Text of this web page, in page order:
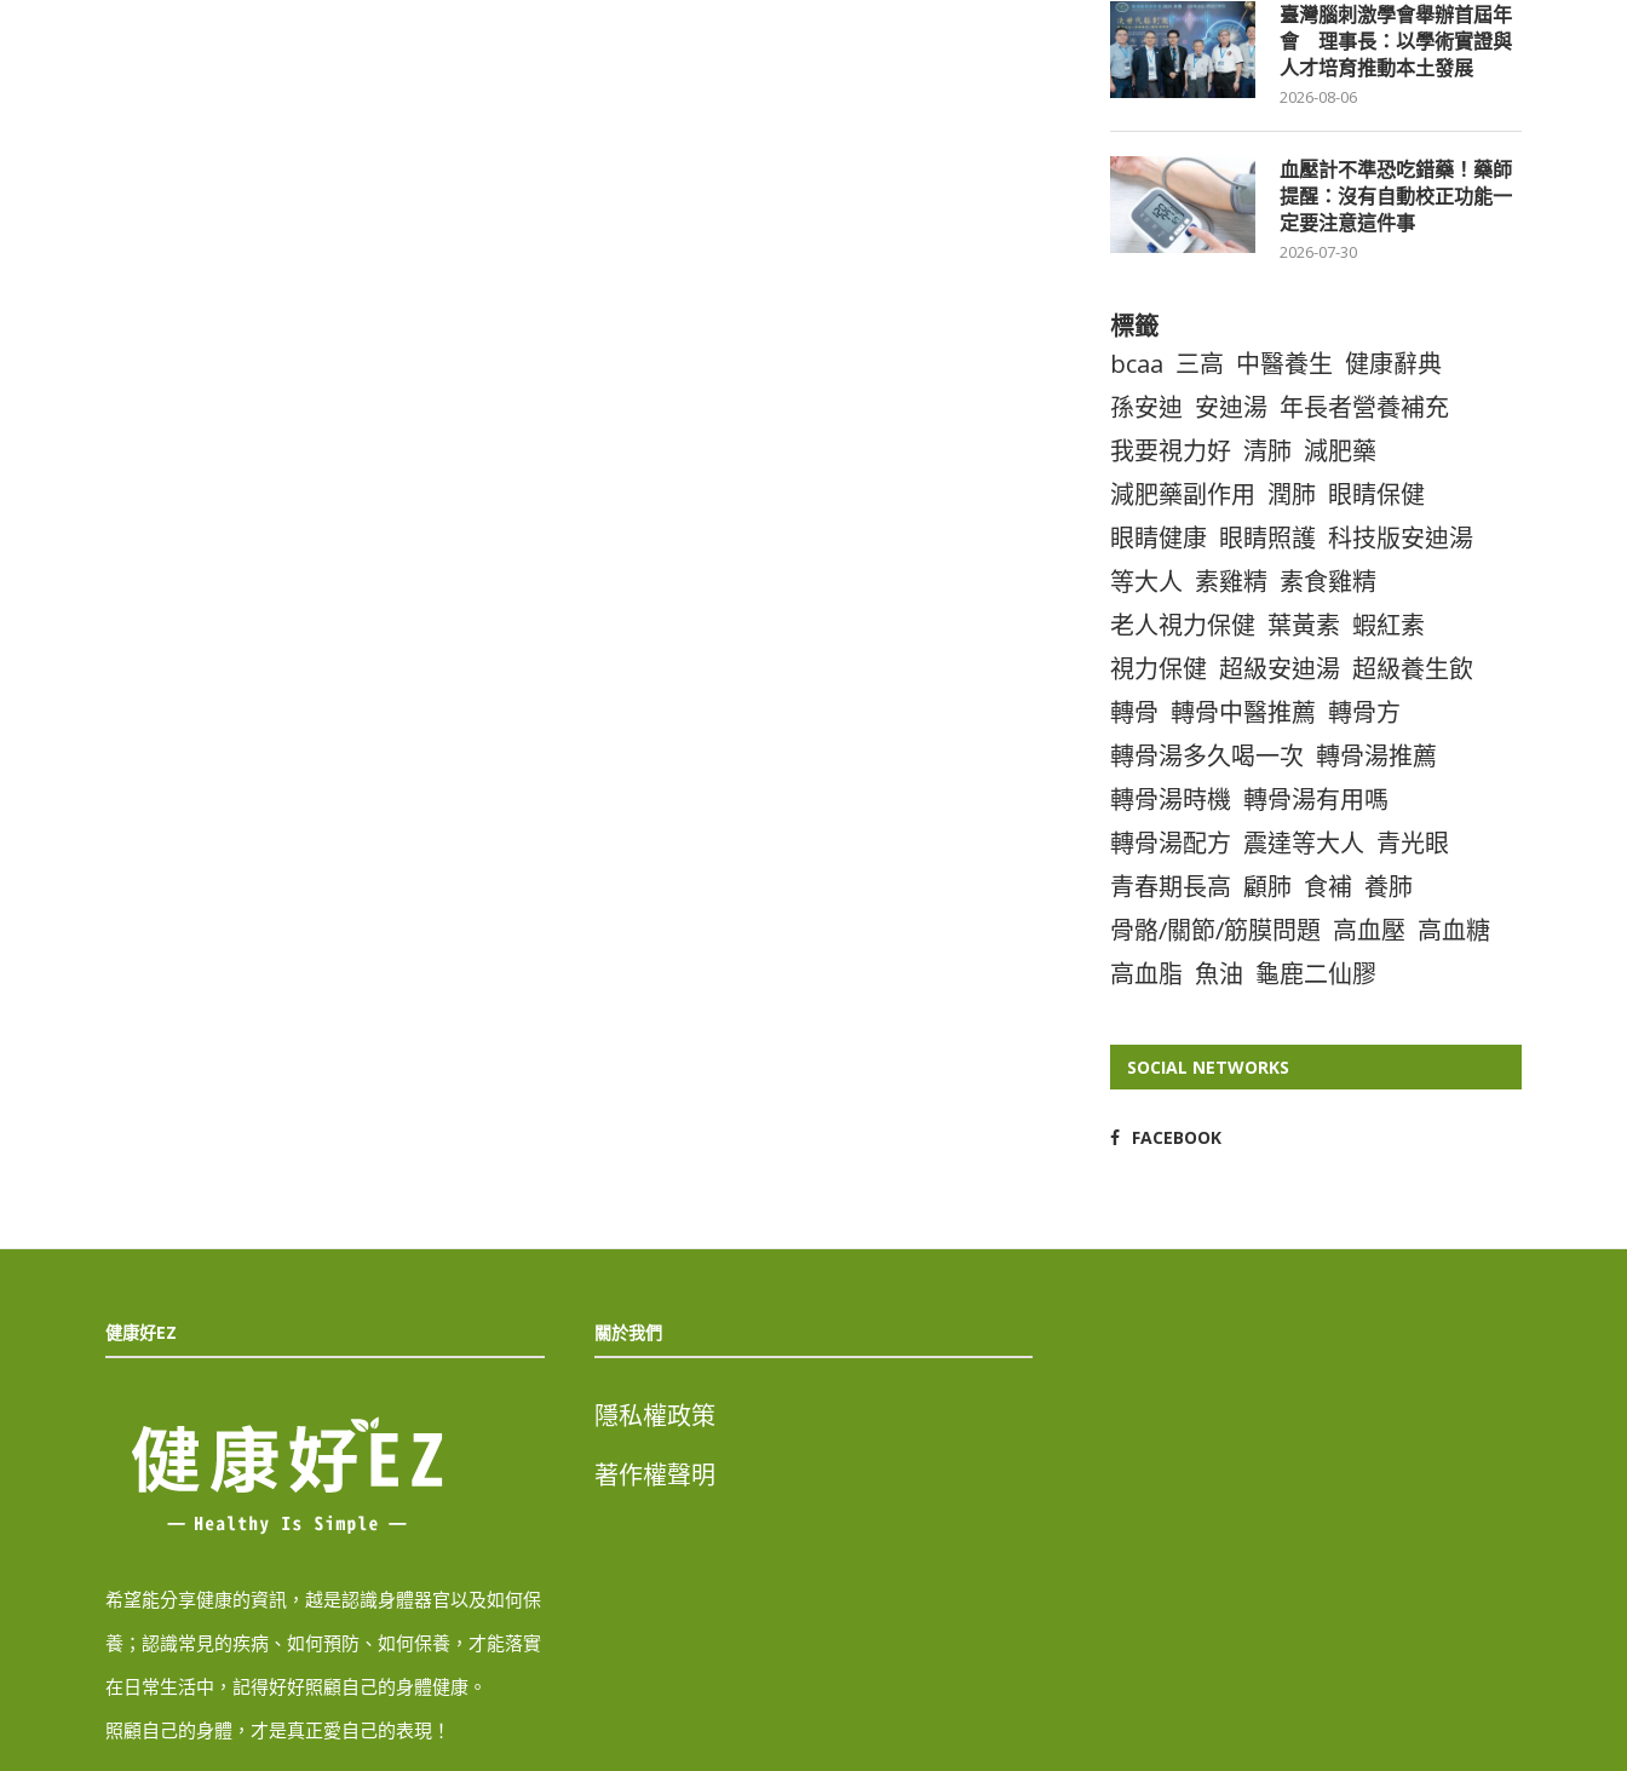
臺灣腦刺激學會舉辦首屆年
會 理事長：以學術實證與
人才培育推動本土發展
2026-08-06
血壓計不準恐吃錯藥！藥師
提醒：沒有自動校正功能一
定要注意這件事
2026-07-30
標籤
bcaa 三高 中醫養生 健康辭典
孫安迪 安迪湯 年長者營養補充
我要視力好 清肺 減肥藥
減肥藥副作用 潤肺 眼睛保健
眼睛健康 眼睛照護 科技版安迪湯
等大人 素雞精 素食雞精
老人視力保健 葉黃素 蝦紅素
視力保健 超級安迪湯 超級養生飲
轉骨 轉骨中醫推薦 轉骨方
轉骨湯多久喝一次 轉骨湯推薦
轉骨湯時機 轉骨湯有用嗎
轉骨湯配方 震達等大人 青光眼
青春期長高 顧肺 食補 養肺
骨骼/關節/筋膜問題 高血壓 高血糖
高血脂 魚油 龜鹿二仙膠
SOCIAL NETWORKS
FACEBOOK
健康好EZ
希望能分享健康的資訊，越是認識身體器官以及如何保
養；認識常見的疾病、如何預防、如何保養，才能落實
在日常生活中，記得好好照顧自己的身體健康。
照顧自己的身體，才是真正愛自己的表現！
關於我們
隱私權政策
著作權聲明